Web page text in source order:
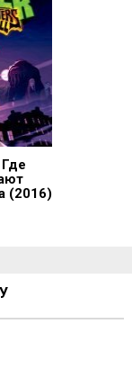
(2016)